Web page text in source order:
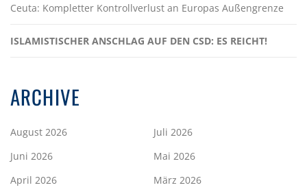
Ceuta: Kompletter Kontrollverlust an Europas Außengrenze
ISLAMISTISCHER ANSCHLAG AUF DEN CSD: ES REICHT!
ARCHIVE
August 2026
Juli 2026
Juni 2026
Mai 2026
April 2026
März 2026